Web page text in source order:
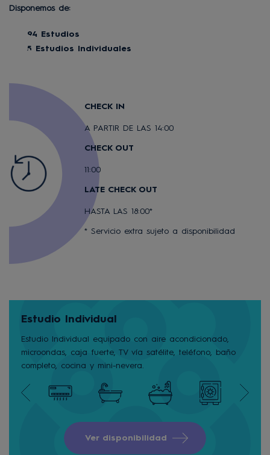
Disponemos de:
94 Estudios
5 Estudios Individuales
CHECK IN
A PARTIR DE LAS 14:00
CHECK OUT
11:00
LATE CHECK OUT
HASTA LAS 18:00*
* Servicio extra sujeto a disponibilidad
Estudio Individual
Estudio Individual equipado con aire acondicionado,
microondas, caja fuerte, TV vía satélite, teléfono, baño
completo, cocina y mini-nevera.
Ver disponibilidad